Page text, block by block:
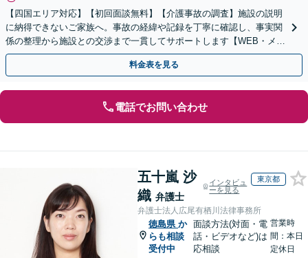
【四国エリア対応】【初回面談無料】【介護事故の調査】施設の説明
に納得できないご家族へ。事故の経緯や記録を丁寧に確認し、事実関
係の整理から施設との交渉まで一貫してサポートします【WEB・メー
ル相談可】
料金表を見る
電話でお問い合わせ
五十嵐 沙
織 弁護士
インタビュ
ーを見る
東京都
弁護士法人広尾有栖川法律事務所
徳島県 か
らも相談
受付中
面談方法(対面・電
話・ビデオなど)は
応相談
営業時
間：本日
定休日